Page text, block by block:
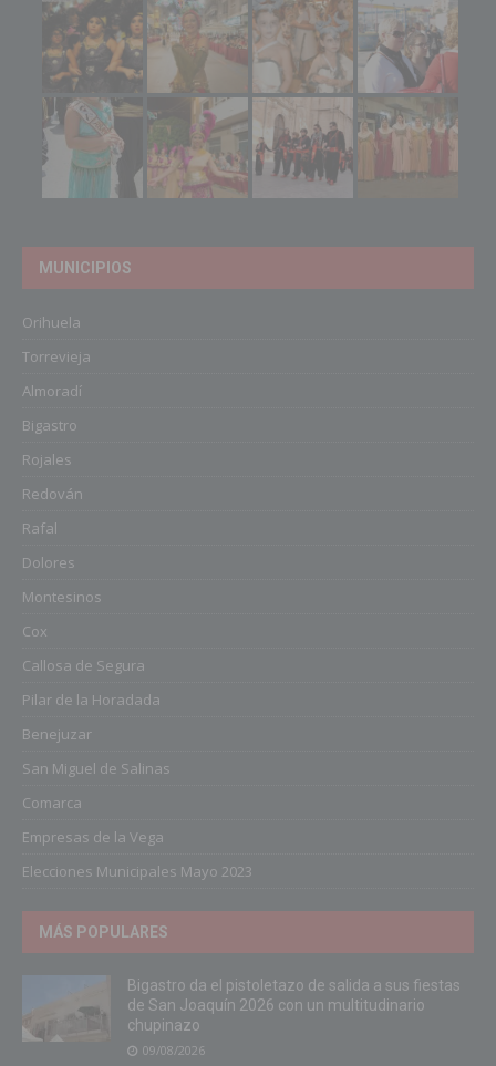
MUNICIPIOS
Orihuela
Torrevieja
Almoradí
Bigastro
Rojales
Redován
Rafal
Dolores
Montesinos
Cox
Callosa de Segura
Pilar de la Horadada
Benejuzar
San Miguel de Salinas
Comarca
Empresas de la Vega
Elecciones Municipales Mayo 2023
MÁS POPULARES
Bigastro da el pistoletazo de salida a sus fiestas
de San Joaquín 2026 con un multitudinario
chupinazo
09/08/2026